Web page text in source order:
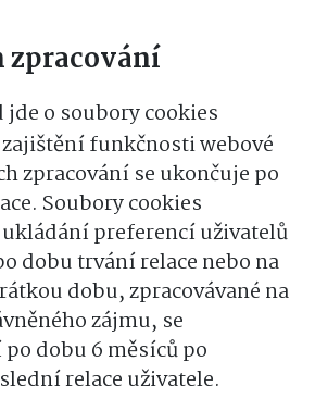
zpracování
jde o soubory cookies
funkčnosti webové
zpracování se ukončuje po
Soubory cookies
preferencí uživatelů
dobu trvání relace nebo na
dobu, zpracovávané na
zájmu, se
dobu 6 měsíců po
relace uživatele.